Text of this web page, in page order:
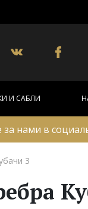
И САБЛИ
нами в
3